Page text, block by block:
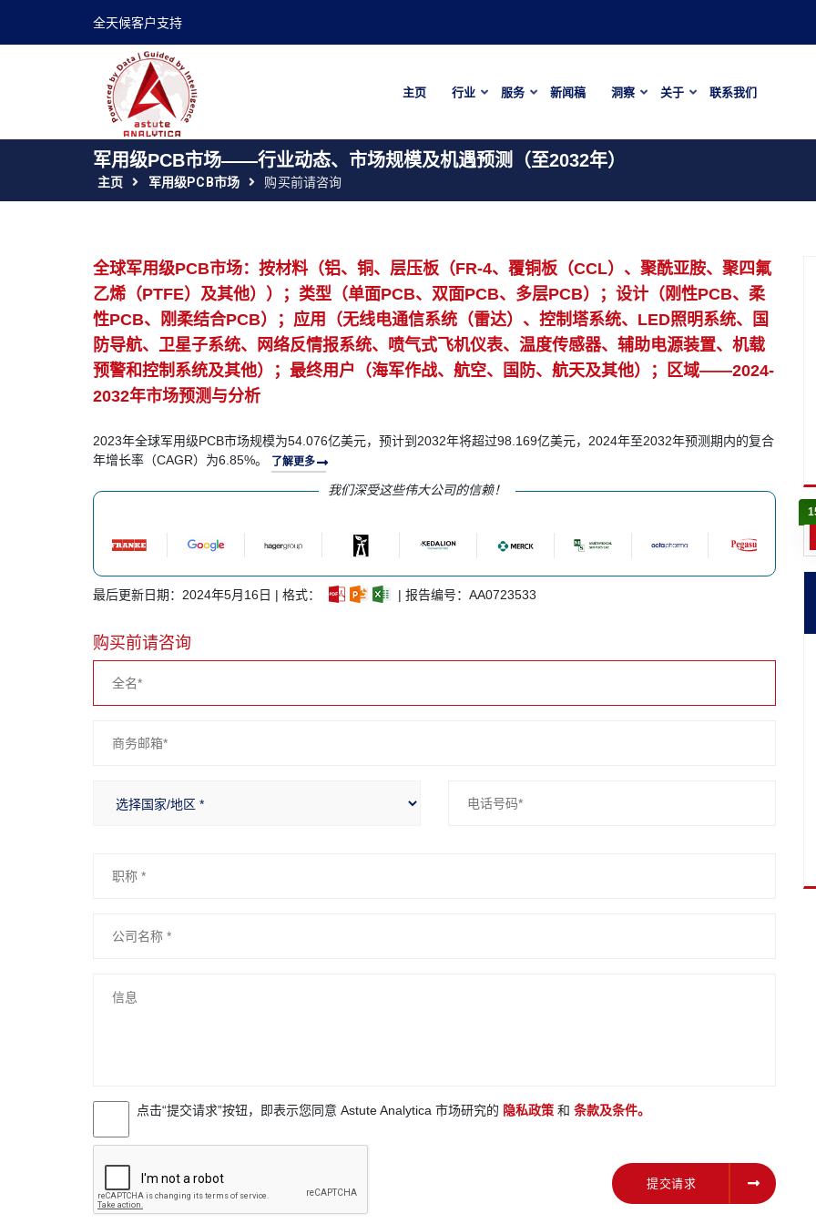
全天候客户支持
主页 行业 服务 新闻稿 洞察 关于 联系我们
军用级PCB市场——行业动态、市场规模及机遇预测（至2032年）
主页 军用级PCB市场 购买前请咨询
全球军用级PCB市场：按材料（铝、铜、层压板（FR-4、覆铜板（CCL）、聚酰亚胺、聚四氟
乙烯（PTFE）及其他））；类型（单面PCB、双面PCB、多层PCB）；设计（刚性PCB、柔
性PCB、刚柔结合PCB）；应用（无线电通信系统（雷达）、控制塔系统、LED照明系统、国
防导航、卫星子系统、网络反情报系统、喷气式飞机仪表、温度传感器、辅助电源装置、机载
预警和控制系统及其他）；最终用户（海军作战、航空、国防、航天及其他）；区域——2024-
2032年市场预测与分析
2023年全球军用级PCB市场规模为54.076亿美元，预计到2032年将超过98.169亿美元，2024年至2032年预测期内的复合
年增长率（CAGR）为6.85%。
了解更多
我们深受这些伟大公司的信赖！
最后更新日期：2024年5月16日 | 格式： | 报告编号：AA0723533
购买前请咨询
点击“提交请求”按钮，即表示您同意 Astute Analytica 市场研究的 隐私政策 和 条款及条件。
提交请求